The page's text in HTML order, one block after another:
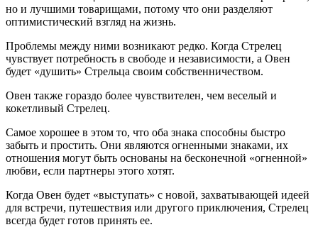
но и лучшими товарищами, потому что они разделяют
оптимистический взгляд на жизнь.
Проблемы между ними возникают редко. Когда Стрелец
чувствует потребность в свободе и независимости, а Овен
будет «душить» Стрельца своим собственничеством.
Овен также гораздо более чувствителен, чем веселый и
кокетливый Стрелец.
Самое хорошее в этом то, что оба знака способны быстро
забыть и простить. Они являются огненными знаками, их
отношения могут быть основаны на бесконечной «огненной»
любви, если партнеры этого хотят.
Когда Овен будет «выступать» с новой, захватывающей идеей
для встречи, путешествия или другого приключения, Стрелец
всегда будет готов принять ее.